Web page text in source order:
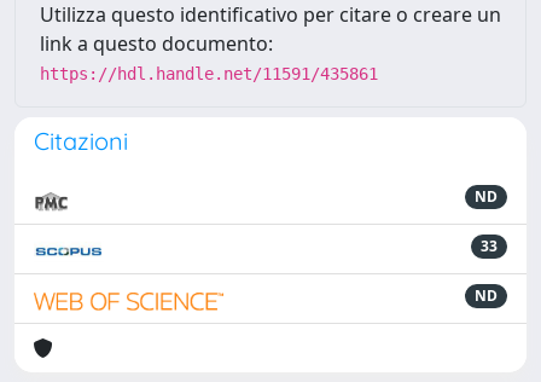
Utilizza questo identificativo per citare o creare un
link a questo documento:
https://hdl.handle.net/11591/435861
Citazioni
ND
33
ND